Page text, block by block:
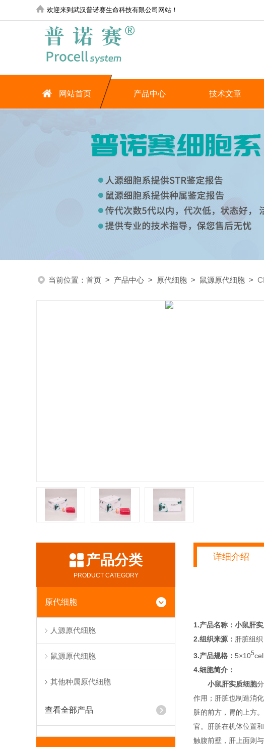
欢迎来到武汉普诺赛生命科技有限公司网站！
网站首页 产品中心 技术文章
当前位置： 首页 > 产品中心 > 原代细胞 > 鼠源原代细胞 >
产品分类
PRODUCT CATEGORY
原代细胞
人源原代细胞
鼠源原代细胞
其他种属原代细胞
查看全部产品
详细介绍
1.产品名称： 小鼠肝
2.组织来源： 肝脏组织
3.产品规格： 5×105
4.细胞简介：
小鼠肝实质细胞
作用；肝脏也制造消
脏的前方，胃的上方
官。肝脏在机体位置
触腹前壁，肝上面则